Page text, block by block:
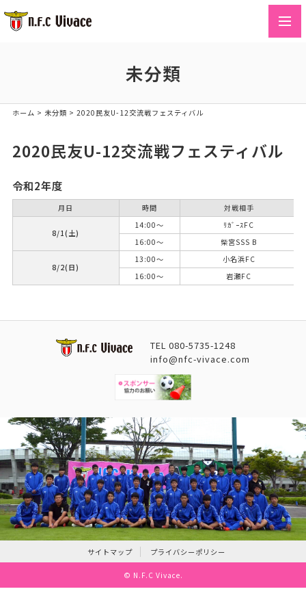
未分類
ホーム > 未分類 > 2020民友U-12交流戦フェスティバル
2020民友U-12交流戦フェスティバル
令和2年度
月日 時間 対戦相手
8/1(土)
14:00～
ﾘｶﾞｰｽFC
16:00～
柴宮SSS B
8/2(日)
13:00～
小名浜FC
16:00～
岩瀬FC
TEL 080-5735-1248
info@nfc-vivace.com
サイトマップ プライバシーポリシー
© N.F.C Vivace.